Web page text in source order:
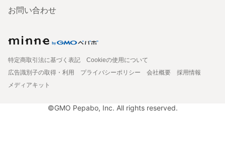
お問い合わせ
特定商取引法に基づく表記
Cookieの使用について
広告識別子の取得・利用
プライバシーポリシー 会社概要
採用情報
メディアキット
©GMO Pepabo, Inc. All rights reserved.